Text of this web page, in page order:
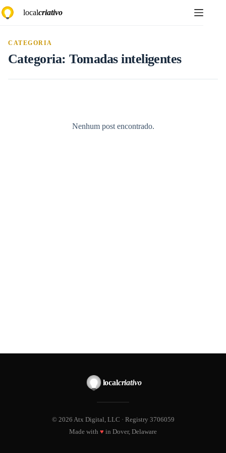
para
localcriativo
CATEGORIA
Categoria:Tomadas inteligentes
Nenhum post encontrado.
localcriativo
© 2026 Atx Digital, LLC · Registry 3706059
Made with ♥ in Dover, Delaware